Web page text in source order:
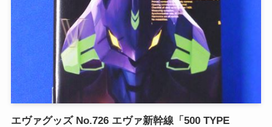
エヴァグッズ No.726 エヴァ新幹線「500 TYPE